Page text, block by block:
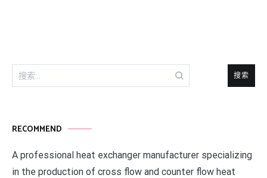
搜
索：
RECOMMEND
A professional heat exchanger manufacturer specializing
in the production of cross flow and counter flow heat